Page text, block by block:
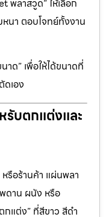
พลาสวูด” ให้เลือก
นา ตอบโจทย์ทั้งงาน
ด” เพื่อให้ได้ขนาดที่
ดเอง
รับตกแต่งและ
รือร้านค้า แผ่นพลา
ดาน ผนัง หรือ
กแต่ง” ที่สีขาว สีดำ